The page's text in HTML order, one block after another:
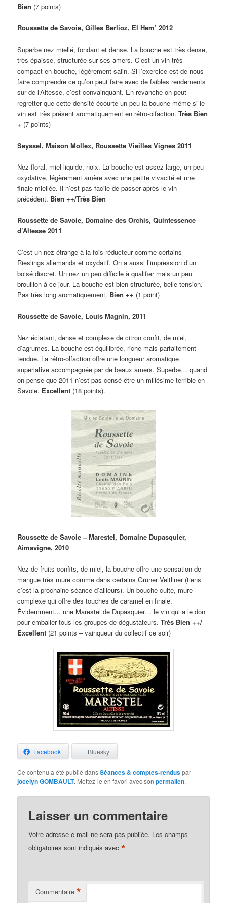
Bien (7 points)
Roussette de Savoie, Gilles Berlioz, El Hem’ 2012
Superbe nez miellé, fondant et dense. La bouche est très dense,
très épaisse, structurée sur ses amers. C’est un vin très
compact en bouche, légèrement salin. Si l’exercice est de nous
faire comprendre ce qu’on peut faire avec de faibles rendements
sur de l’Altesse, c’est convainquant. En revanche on peut
regretter que cette densité écourte un peu la bouche même si le
vin est très présent aromatiquement en rétro-olfaction.Très Bien
+ (7 points)
Seyssel, Maison Mollex, Roussette Vieilles Vignes 2011
Nez floral, miel liquide, noix. La bouche est assez large, un peu
oxydative, légèrement amère avec une petite vivacité et une
finale miellée. Il n’est pas facile de passer après le vin
précédent. Bien ++/Très Bien
Roussette de Savoie, Domaine des Orchis, Quintessence
d’Altesse 2011
C’est un nez étrange à la fois réducteur comme certains
Rieslings allemands et oxydatif. On a aussi l’impression d’un
boisé discret. Un nez un peu difficile à qualifier mais un peu
brouillon à ce jour. La bouche est bien structurée, belle tension.
Pas très long aromatiquement. Bien ++ (1 point)
Roussette de Savoie, Louis Magnin, 2011
Nez éclatant, dense et complexe de citron confit, de miel,
d’agrumes. La bouche est équilibrée, riche mais parfaitement
tendue. La rétro-olfaction offre une longueur aromatique
superlative accompagnée par de beaux amers. Superbe… quand
on pense que 2011 n’est pas censé être un millésime terrible en
Savoie. Excellent (18 points).
Roussette de Savoie – Marestel, Domaine Dupasquier,
Aimavigne, 2010
Nez de fruits confits, de miel, la bouche offre une sensation de
mangue très mure comme dans certains Grüner Veltliner (tiens
c’est la prochaine séance d’ailleurs). Un bouche cuite, mure
complexe qui offre des touches de caramel en finale.
Évidemment… une Marestel de Dupasquier… le vin qui a le don
pour emballer tous les groupes de dégustateurs.Très Bien ++/
Excellent (21 points – vainqueur du collectif ce soir)
Facebook Bluesky
Ce contenu a été publié dansSéances & comptes-renduspar
jocelyn GOMBAULT. Mettez-le en favori avec sonpermalien.
Laisser un commentaire
Votre adresse e-mail ne sera pas publiée. Les champs
obligatoires sont indiqués avec*
Commentaire *